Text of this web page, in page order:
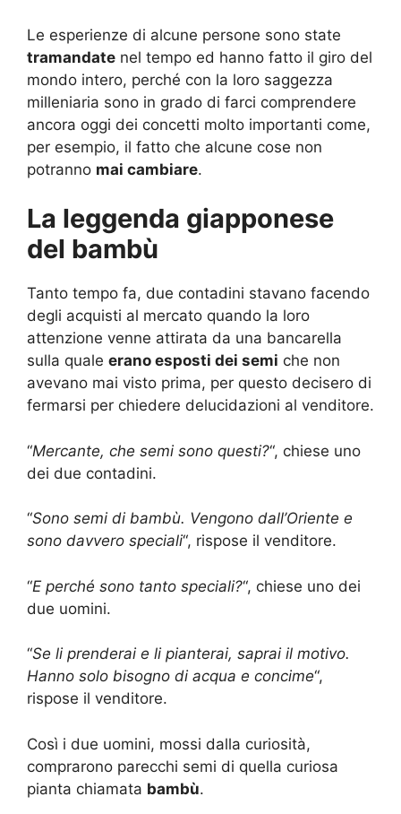
Le esperienze di alcune persone sono state
tramandate nel tempo ed hanno fatto il giro del
mondo intero, perché con la loro saggezza
milleniaria sono in grado di farci comprendere
ancora oggi dei concetti molto importanti come,
per esempio, il fatto che alcune cose non
potranno mai cambiare.
La leggenda giapponese
del bambù
Tanto tempo fa, due contadini stavano facendo
degli acquisti al mercato quando la loro
attenzione venne attirata da una bancarella
sulla quale erano esposti dei semi che non
avevano mai visto prima, per questo decisero di
fermarsi per chiedere delucidazioni al venditore.
“Mercante, che semi sono questi?“, chiese uno
dei due contadini.
“Sono semi di bambù. Vengono dall’Oriente e
sono davvero speciali“, rispose il venditore.
“E perché sono tanto speciali?“, chiese uno dei
due uomini.
“Se li prenderai e li pianterai, saprai il motivo.
Hanno solo bisogno di acqua e concime“,
rispose il venditore.
Così i due uomini, mossi dalla curiosità,
comprarono parecchi semi di quella curiosa
pianta chiamata bambù.